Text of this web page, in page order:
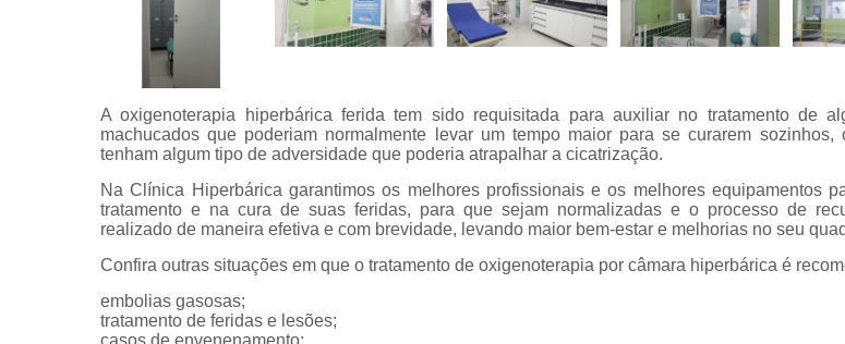
Tratamentos por
oxigenoterapia
Oxigenação Hiperbárica em
Oxigenação Via
Terapia Oxigenação Hiperbárica
Oxigenoterapia em João Pessoa
Oxigenoterapia
Oxigenoterapia para Tratamento
A oxigenoterapia hiperbárica ferida tem sido requisitada para auxiliar no tratamento de
machucados que poderiam normalmente levar um tempo maior para se curarem sozinhos,
tenham algum tipo de adversidade que poderia atrapalhar a cicatrização.
Na Clínica Hiperbárica garantimos os melhores profissionais e os melhores equipamentos
tratamento e na cura de suas feridas, para que sejam normalizadas e o processo de
realizado de maneira efetiva e com brevidade, levando maior bem-estar e melhorias no seu
Confira outras situações em que o tratamento de oxigenoterapia por câmara hiperbárica é
embolias gasosas;
tratamento de feridas e lesões;
casos de envenenamento;